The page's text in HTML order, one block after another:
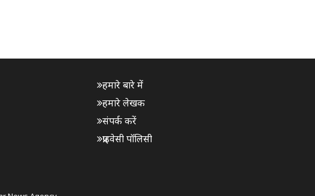
हमारे बारे में
हमारे लेखक
संपर्क करें
प्राइवेसी पॉलिसी